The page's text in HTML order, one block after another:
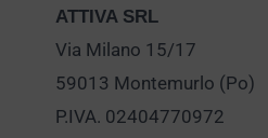
ATTIVA SRL
Via Milano 15/17
59013 Montemurlo (Po)
P.IVA. 02404770972